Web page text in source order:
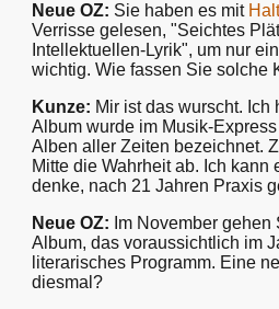
Neue OZ: Sie haben es mit Halt
Verrisse gelesen, "Seichtes
Intellektuellen-Lyrik", um nur
wichtig. Wie fassen Sie solche
Kunze: Mir ist das wurscht.
Album wurde im Musik-
Alben aller Zeiten bezeichnet.
Mitte die Wahrheit ab. Ich
denke, nach 21 Jahren Praxis
Neue OZ: Im November
Album, das voraussichtlich im
literarisches Programm. Eine
diesmal?